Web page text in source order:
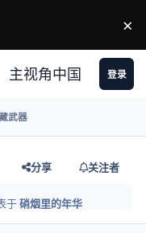
×
主视角中国 登录
武器
分享
关注者
于硝烟里的年华